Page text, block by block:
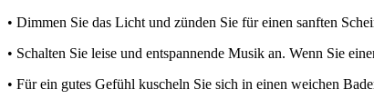
• Dimmen Sie das Licht und zünden Sie für einen sanften
• Schalten Sie leise und entspannende Musik an. Wenn Sie
• Für ein gutes Gefühl kuscheln Sie sich in einen weichen